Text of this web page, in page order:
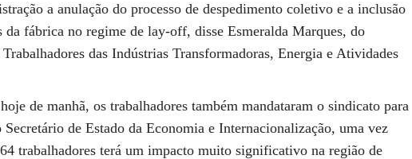
a anulação do processo de despedimento coletivo e a inclusão
da fábrica no regime de lay-off, disse Esmeralda Marques, do
das Indústrias Transformadoras, Energia e Atividades
de manhã, os trabalhadores também mandataram o sindicato para
de Estado da Economia e Internacionalização, uma vez
trabalhadores terá um impacto muito significativo na região de